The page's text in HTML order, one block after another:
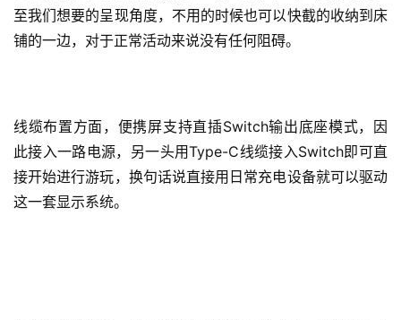
至我们想要的呈现角度，不用的时候也可以快截的收纳到床
铺的一边，对于正常活动来说没有任何阻碍。
线缆布置方面，便携屏支持直插Switch输出底座模式，因
此接入一路电源，另一头用Type-C线缆接入Switch即可直
接开始进行游玩，换句话说直接用日常充电设备就可以驱动
这一套显示系统。